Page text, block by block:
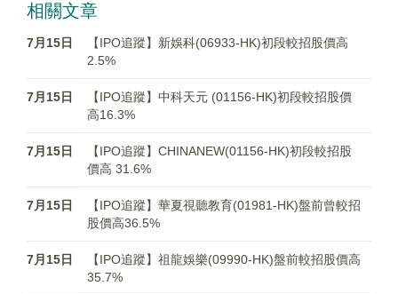
相關文章
7月15日
【IPO追蹤】新娛科(06933-HK)初段較招股價高
2.5%
7月15日
【IPO追蹤】中科天元 (01156-HK)初段較招股價
高16.3%
7月15日
【IPO追蹤】CHINANEW(01156-HK)初段較招股
價高 31.6%
7月15日
【IPO追蹤】華夏視聽教育(01981-HK)盤前曾較招
股價高36.5%
7月15日
【IPO追蹤】祖龍娛樂(09990-HK)盤前較招股價高
35.7%